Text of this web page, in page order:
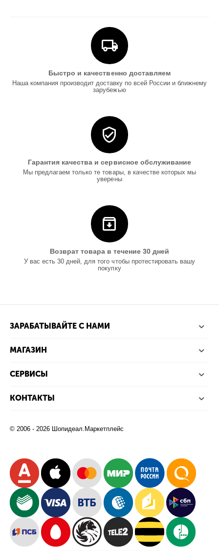
Быстро и качественно доставляем
Наша компания производит доставку по всей России и ближнему
зарубежью
Гарантия качества и сервисное обслуживание
Мы предлагаем только те товары, в качестве которых мы
уверены
Возврат товара в течение 30 дней
У вас есть 30 дней, для того чтобы протестировать вашу
покупку
ЗАРАБАТЫВАЙТЕ С НАМИ
МАГАЗИН
СЕРВИСЫ
КОНТАКТЫ
© 2006 - 2026 Шопидеал.Маркетплейс